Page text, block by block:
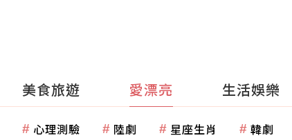
美食旅遊 愛漂亮 生活娛樂
心理測驗 陸劇 星座生肖 韓劇